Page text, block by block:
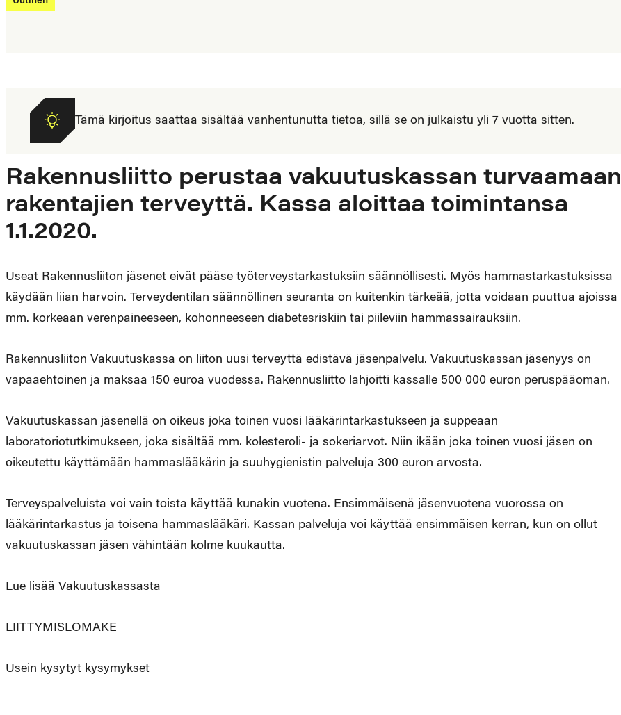
Tämä kirjoitus saattaa sisältää vanhentunutta tietoa, sillä se on julkaistu yli 7 vuotta sitten.
Rakennusliitto perustaa vakuutuskassan turvaamaan
rakentajien terveyttä. Kassa aloittaa toimintansa
1.1.2020.
Useat Rakennusliiton jäsenet eivät pääse työterveystarkastuksiin säännöllisesti. Myös hammastarkastuksissa
käydään liian harvoin. Terveydentilan säännöllinen seuranta on kuitenkin tärkeää, jotta voidaan puuttua ajoissa
mm. korkeaan verenpaineeseen, kohonneeseen diabetesriskiin tai piileviin hammassairauksiin.
Rakennusliiton Vakuutuskassa on liiton uusi terveyttä edistävä jäsenpalvelu. Vakuutuskassan jäsenyys on
vapaaehtoinen ja maksaa 150 euroa vuodessa. Rakennusliitto lahjoitti kassalle 500 000 euron peruspääoman.
Vakuutuskassan jäsenellä on oikeus joka toinen vuosi lääkärintarkastukseen ja suppeaan
laboratoriotutkimukseen, joka sisältää mm. kolesteroli- ja sokeriarvot. Niin ikään joka toinen vuosi jäsen on
oikeutettu käyttämään hammaslääkärin ja suuhygienistin palveluja 300 euron arvosta.
Terveyspalveluista voi vain toista käyttää kunakin vuotena. Ensimmäisenä jäsenvuotena vuorossa on
lääkärintarkastus ja toisena hammaslääkäri. Kassan palveluja voi käyttää ensimmäisen kerran, kun on ollut
vakuutuskassan jäsen vähintään kolme kuukautta.
Lue lisää Vakuutuskassasta
LIITTYMISLOMAKE
Usein kysytyt kysymykset